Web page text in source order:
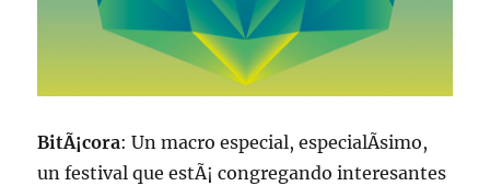
BitÃ¡cora: Un macro especial, especialÃ­simo,
un festival que estÃ¡ congregando interesantes